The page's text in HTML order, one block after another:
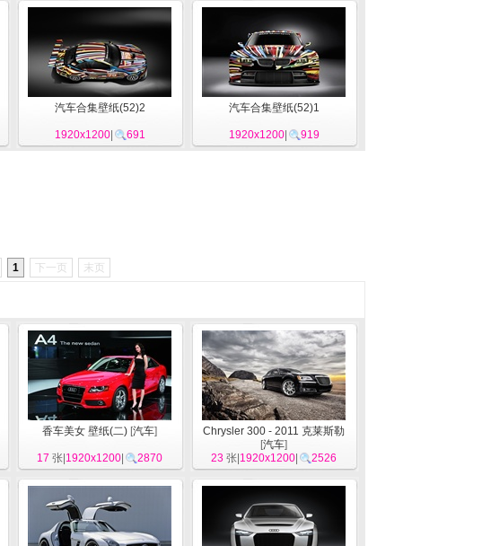
汽车合集壁纸(52)2
1920x1200| 691
汽车合集壁纸(52)1
1920x1200| 919
1 下一页 末页
香车美女 壁纸(二) [汽车]
17 张| 1920x1200 2870
Chrysler 300 - 2011 克莱斯勒
[汽车]
23 张| 1920x1200 2526